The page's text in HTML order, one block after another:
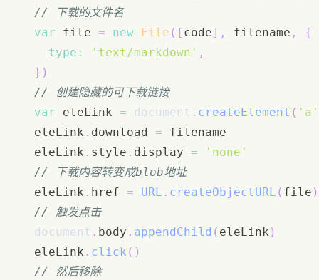
// 下载的文件名
var file = new File ( [ code] , filename ,
{
type : 'text/markdown' ,
} )
// 创建隐藏的可下载链接
var eleLink = document . createElement ( 'a'
  eleLink
. download =
  eleLink
. style . display =
'none'
// 下载内容转变成blob地址
  eleLink
. href = URL . createObjectURL ( file )
// 触发点击
document . body . appendChild ( eleLink )
  eleLink
. click ( )
// 然后移除